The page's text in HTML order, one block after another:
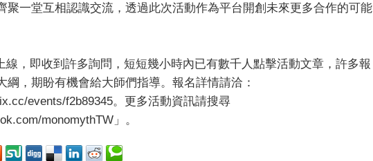
聚一堂互相認識交流，透過此次活動作為平台開創未來更多合作的可能
線，即收到許多詢問，短短幾小時內已有數千人點擊活動文章，許多報
綱，期盼有機會給大師們指導。報名詳情請洽：
events/f2b89345。更多活動資訊請搜尋
monomythTW」。